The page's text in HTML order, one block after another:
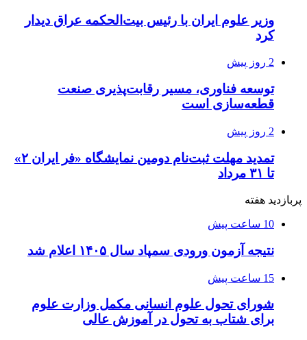
وزیر علوم ایران با رئیس بیت‌الحکمه عراق دیدار
کرد
2 روز پیش
توسعه فناوری، مسیر رقابت‌پذیری صنعت
قطعه‌سازی است
2 روز پیش
تمدید مهلت ثبت‌نام دومین نمایشگاه «فر ایران ۲»
تا ۳۱ مرداد
پربازدید هفته
10 ساعت پیش
نتیجه آزمون ورودی سمپاد سال ۱۴۰۵ اعلام شد
15 ساعت پیش
شورای تحول علوم انسانی مکمل وزارت علوم
برای شتاب به تحول در آموزش عالی